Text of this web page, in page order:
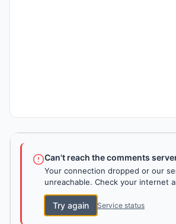
Can't reach the comments
Your connection dropped or our
unreachable. Check your internet
Try again Service status